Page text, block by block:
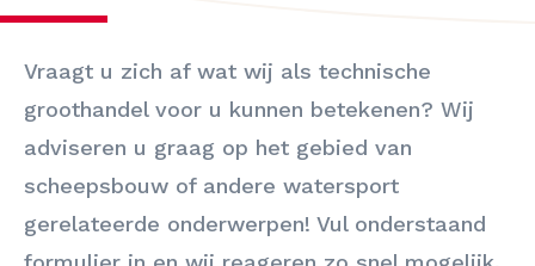
Vraagt u zich af wat wij als technische
groothandel voor u kunnen betekenen? Wij
adviseren u graag op het gebied van
scheepsbouw of andere watersport
gerelateerde onderwerpen! Vul onderstaand